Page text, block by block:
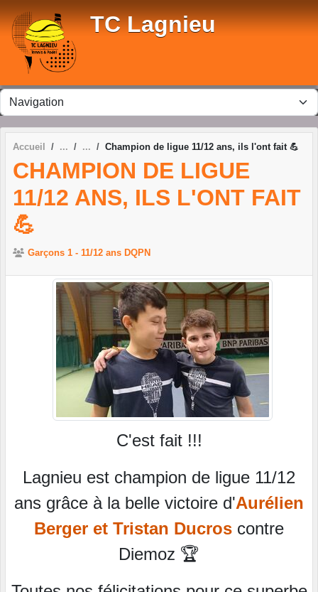
TC Lagnieu
Accueil Champion de ligue 11/12 ans, ils l'ont fait 💪
CHAMPION DE LIGUE
11/12 ANS, ILS L'ONT FAIT
💪
Garçons 1 - 11/12 ans DQPN
C'est fait !!!
Lagnieu est champion de ligue 11/12
ans grâce à la belle victoire d'Aurélien
Berger et Tristan Ducros contre
Diemoz 🏆